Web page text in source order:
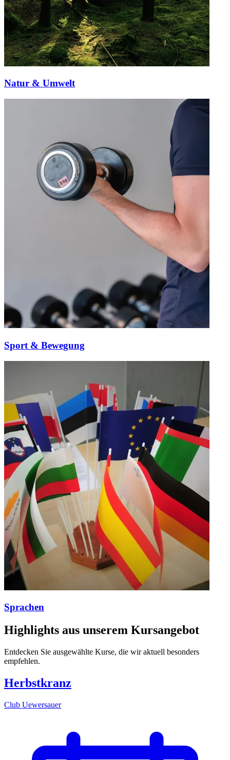
Natur & Umwelt
Sport & Bewegung
Sprachen
Highlights aus unserem Kursangebot
Entdecken Sie ausgewählte Kurse, die wir aktuell besonders
empfehlen.
Herbstkranz
Club Uewersauer